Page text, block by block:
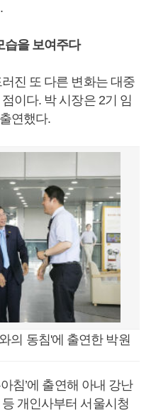
을 보여주다
진 또 다른 변화는 대중
이다. 박 시장은 2기 임
연했다.
의 동침'에 출연한 박원
침’에 출연해 아내 강난
개인사부터 서울시청